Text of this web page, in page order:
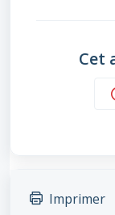
Cet
Imprimer